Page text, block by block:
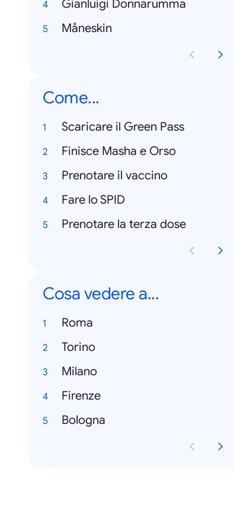
Gianluigi Donnarumma
Måneskin
Come...
Scaricare il Green Pass
Finisce Masha e Orso
Prenotare il vaccino
Fare lo SPID
Prenotare la terza dose
Cosa vedere a...
Roma
Torino
Milano
Firenze
Bologna